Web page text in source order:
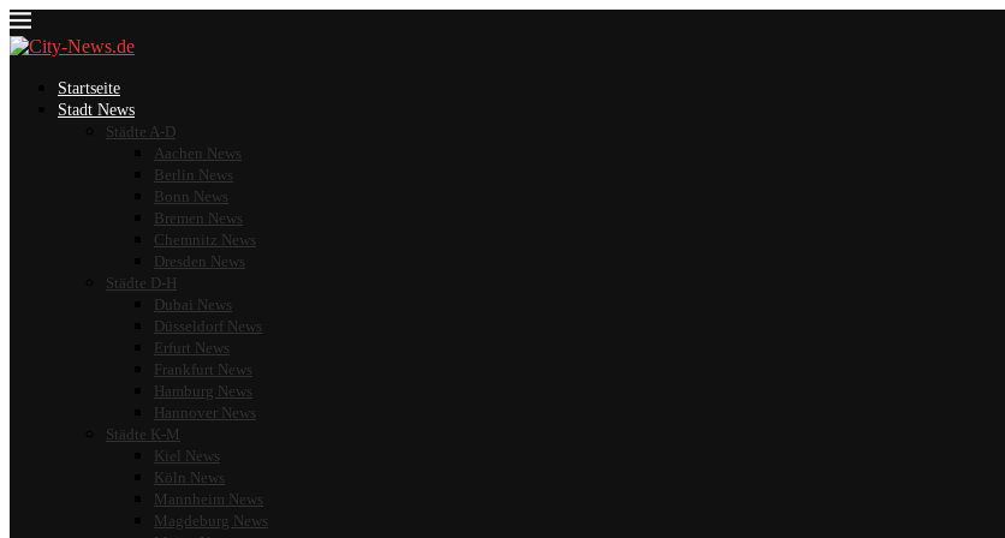
Startseite
Stadt News
Städte A-D
Aachen News
Berlin News
Bonn News
Bremen News
Chemnitz News
Dresden News
Städte D-H
Dubai News
Düsseldorf News
Erfurt News
Frankfurt News
Hamburg News
Hannover News
Städte K-M
Kiel News
Köln News
Mannheim News
Magdeburg News